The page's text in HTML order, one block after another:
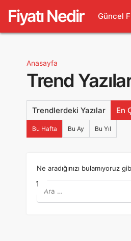
Fiyatı Nedir Güncel
Anasayfa
Trend
Trendlerdeki Yazılar En
Bu Hafta Bu Ay Bu Yıl
Ne aradığınızı bulamıyoruz